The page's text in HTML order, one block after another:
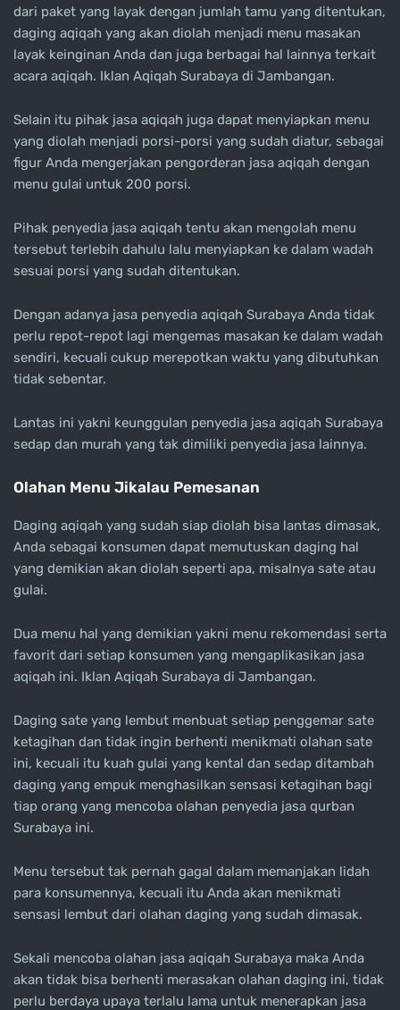
dari paket yang layak dengan jumlah tamu yang ditentukan,
daging aqiqah yang akan diolah menjadi menu masakan
layak keinginan Anda dan juga berbagai hal lainnya terkait
acara aqiqah. Iklan Aqiqah Surabaya di Jambangan.
Selain itu pihak jasa aqiqah juga dapat menyiapkan menu
yang diolah menjadi porsi-porsi yang sudah diatur, sebagai
figur Anda mengerjakan pengorderan jasa aqiqah dengan
menu gulai untuk 200 porsi.
Pihak penyedia jasa aqiqah tentu akan mengolah menu
tersebut terlebih dahulu lalu menyiapkan ke dalam wadah
sesuai porsi yang sudah ditentukan.
Dengan adanya jasa penyedia aqiqah Surabaya Anda tidak
perlu repot-repot lagi mengemas masakan ke dalam wadah
sendiri, kecuali cukup merepotkan waktu yang dibutuhkan
tidak sebentar.
Lantas ini yakni keunggulan penyedia jasa aqiqah Surabaya
sedap dan murah yang tak dimiliki penyedia jasa lainnya.
Olahan Menu Jikalau Pemesanan
Daging aqiqah yang sudah siap diolah bisa lantas dimasak,
Anda sebagai konsumen dapat memutuskan daging hal
yang demikian akan diolah seperti apa, misalnya sate atau
gulai.
Dua menu hal yang demikian yakni menu rekomendasi serta
favorit dari setiap konsumen yang mengaplikasikan jasa
aqiqah ini. Iklan Aqiqah Surabaya di Jambangan.
Daging sate yang lembut menbuat setiap penggemar sate
ketagihan dan tidak ingin berhenti menikmati olahan sate
ini, kecuali itu kuah gulai yang kental dan sedap ditambah
daging yang empuk menghasilkan sensasi ketagihan bagi
tiap orang yang mencoba olahan penyedia jasa qurban
Surabaya ini.
Menu tersebut tak pernah gagal dalam memanjakan lidah
para konsumennya, kecuali itu Anda akan menikmati
sensasi lembut dari olahan daging yang sudah dimasak.
Sekali mencoba olahan jasa aqiqah Surabaya maka Anda
akan tidak bisa berhenti merasakan olahan daging ini, tidak
perlu berdaya upaya terlalu lama untuk menerapkan jasa